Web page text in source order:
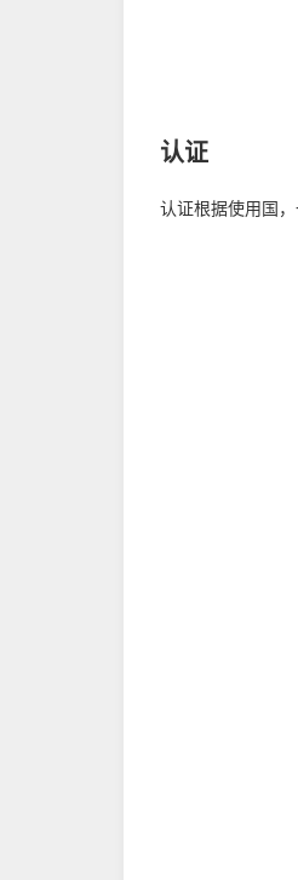
认证
认证根据使用国